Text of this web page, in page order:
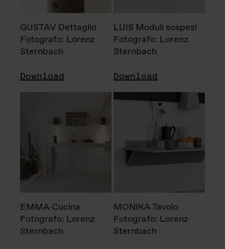
GUSTAV Dettaglio
Fotografo: Lorenz
Sternbach
Download
LUIS Moduli sospesi
Fotografo: Lorenz
Sternbach
Download
EMMA Cucina
Fotografo: Lorenz
Sternbach
MONIKA Tavolo
Fotografo: Lorenz
Sternbach